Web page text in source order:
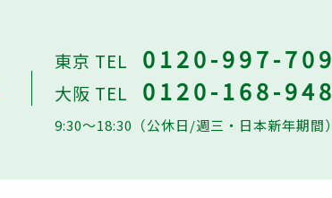
東京 TEL 0120-997-709
大阪 TEL 0120-168-948
9:30〜18:30（公休日/週三・日本新年期間）